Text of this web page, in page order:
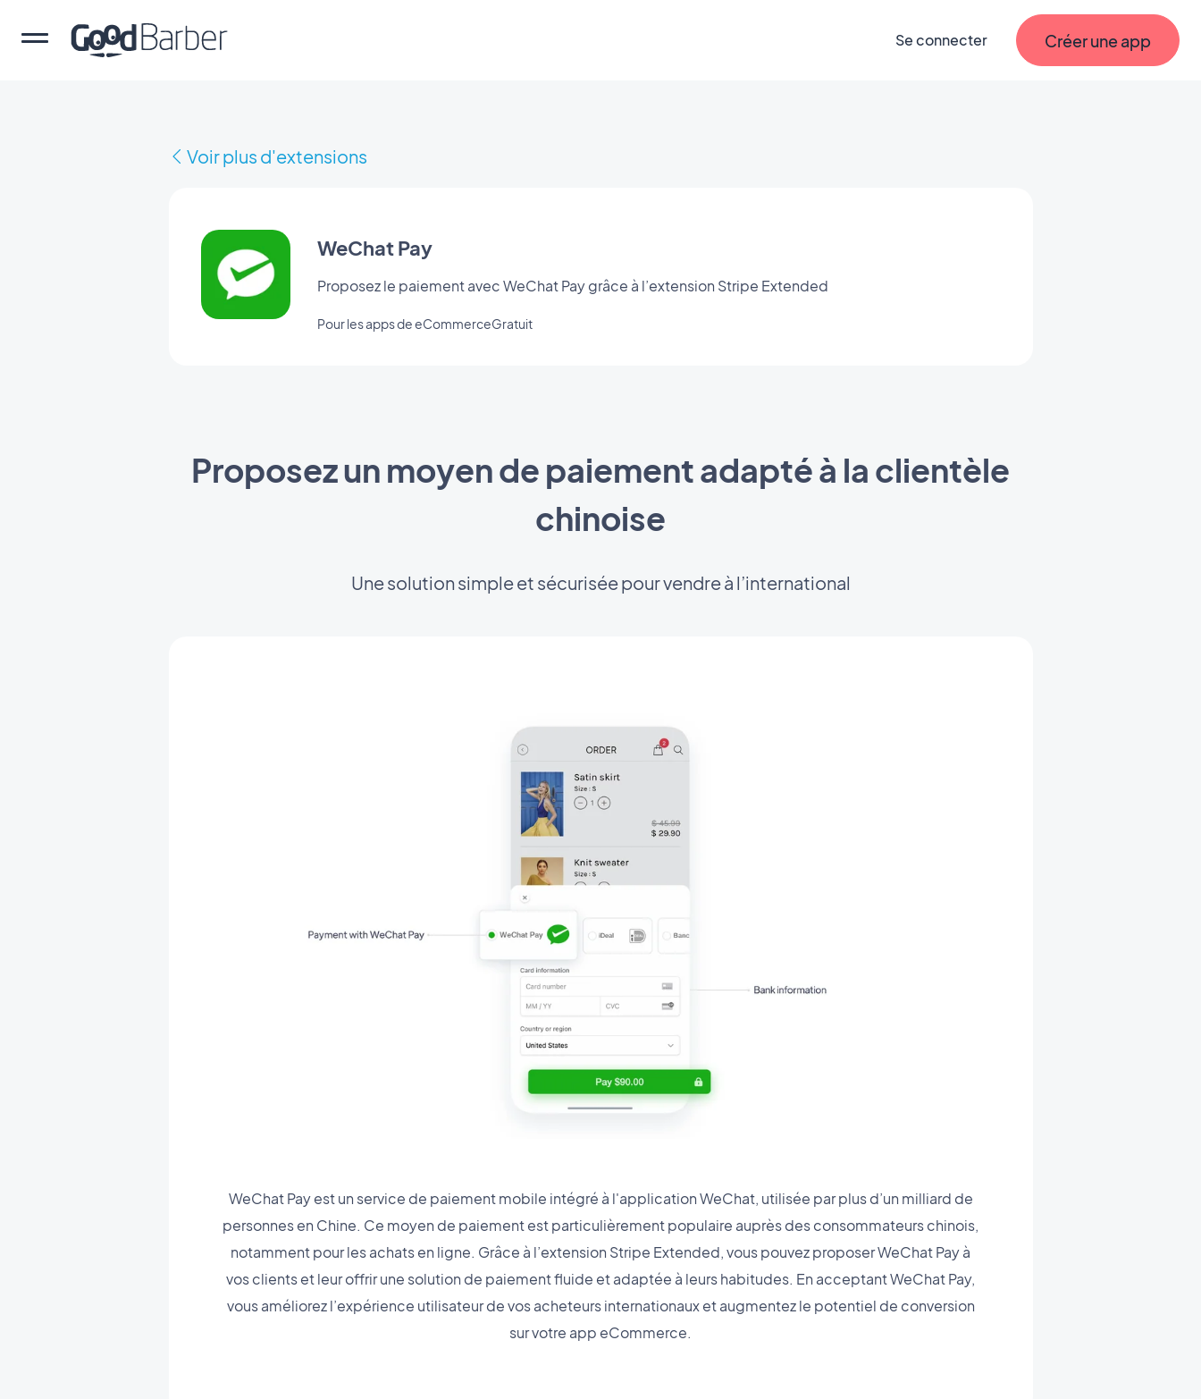
Se connecter Créer une app
Voir plus d'extensions
WeChat Pay
Proposez le paiement avec WeChat Pay grâce à l’extension Stripe Extended
Pour les apps de eCommerceGratuit
Proposez un moyen de paiement adapté à la clientèle
chinoise
Une solution simple et sécurisée pour vendre à l’international
WeChat Pay est un service de paiement mobile intégré à l'application WeChat, utilisée par plus d’un milliard de
personnes en Chine. Ce moyen de paiement est particulièrement populaire auprès des consommateurs chinois,
notamment pour les achats en ligne. Grâce à l’extension Stripe Extended, vous pouvez proposer WeChat Pay à
vos clients et leur offrir une solution de paiement fluide et adaptée à leurs habitudes. En acceptant WeChat Pay,
vous améliorez l’expérience utilisateur de vos acheteurs internationaux et augmentez le potentiel de conversion
sur votre app eCommerce.